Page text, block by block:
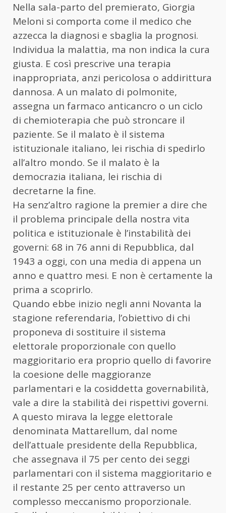
Nella sala-parto del premierato, Giorgia
Meloni si comporta come il medico che
azzecca la diagnosi e sbaglia la prognosi.
Individua la malattia, ma non indica la cura
giusta. E così prescrive una terapia
inappropriata, anzi pericolosa o addirittura
dannosa. A un malato di polmonite,
assegna un farmaco anticancro o un ciclo
di chemioterapia che può stroncare il
paziente. Se il malato è il sistema
istituzionale italiano, lei rischia di spedirlo
all’altro mondo. Se il malato è la
democrazia italiana, lei rischia di
decretarne la fine.
Ha senz’altro ragione la premier a dire che
il problema principale della nostra vita
politica e istituzionale è l’instabilità dei
governi: 68 in 76 anni di Repubblica, dal
1943 a oggi, con una media di appena un
anno e quattro mesi. E non è certamente la
prima a scoprirlo.
Quando ebbe inizio negli anni Novanta la
stagione referendaria, l’obiettivo di chi
proponeva di sostituire il sistema
elettorale proporzionale con quello
maggioritario era proprio quello di favorire
la coesione delle maggioranze
parlamentari e la cosiddetta governabilità,
vale a dire la stabilità dei rispettivi governi.
A questo mirava la legge elettorale
denominata Mattarellum, dal nome
dell’attuale presidente della Repubblica,
che assegnava il 75 per cento dei seggi
parlamentari con il sistema maggioritario e
il restante 25 per cento attraverso un
complesso meccanismo proporzionale.